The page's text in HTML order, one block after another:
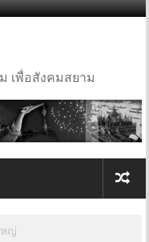
เพื่อสังคมสยาม
หญ่